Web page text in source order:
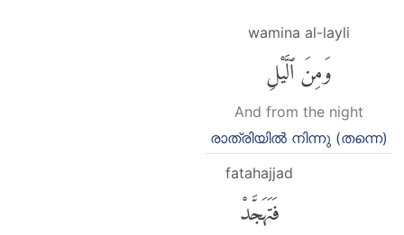
wamina al-layli
وَمِنَ ٱلَّيْلِ
And from the night
രാത്രിയില്‍ നിന്നു (തന്നെ)
fatahajjad
فَتَهَجَّدْ